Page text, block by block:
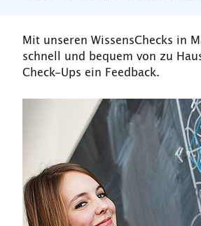
Mit unseren WissensChecks in
schnell und bequem von zu
Check-Ups ein Feedback.